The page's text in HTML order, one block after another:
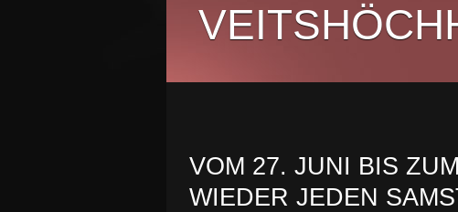
VOM 27. JUNI BIS
WIEDER JEDEN